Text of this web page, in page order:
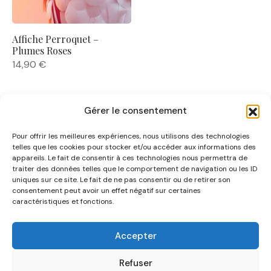
Gérer le consentement
Pour offrir les meilleures expériences, nous utilisons des technologies
telles que les cookies pour stocker et/ou accéder aux informations des
appareils. Le fait de consentir à ces technologies nous permettra de
traiter des données telles que le comportement de navigation ou les ID
uniques sur ce site. Le fait de ne pas consentir ou de retirer son
consentement peut avoir un effet négatif sur certaines
caractéristiques et fonctions.
Accepter
Refuser
Affiche Perroquet –
Plumes Roses
14,90 €
NOUS CONNAÎTRE